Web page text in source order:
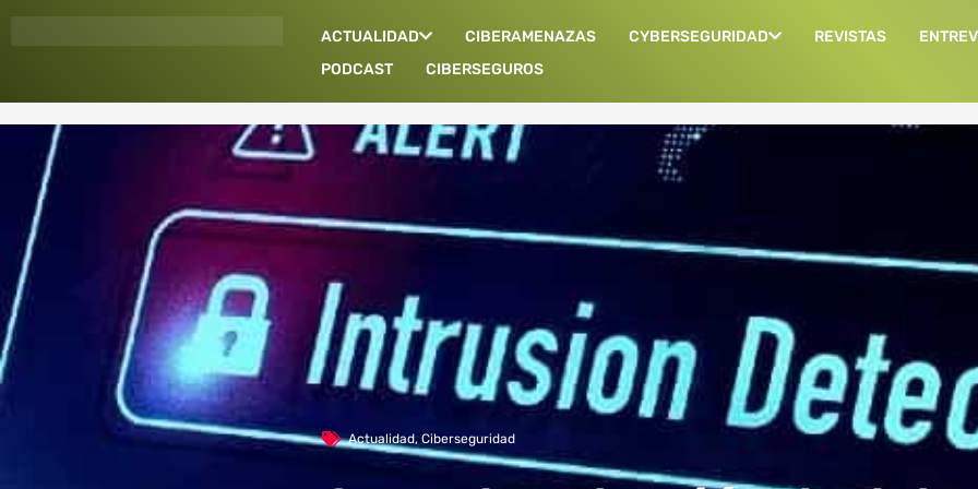
ACTUALIDAD CIBERAMENAZAS CYBERSEGURIDAD REVISTAS
PODCAST
CIBERSEGUROS
Actualidad,Ciberseguridad